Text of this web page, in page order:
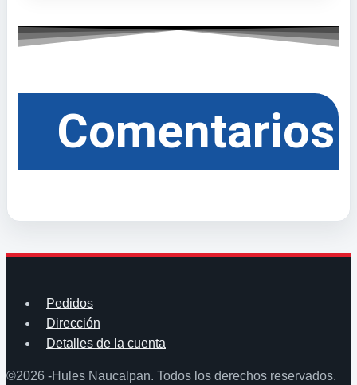
Comentarios
Pedidos
Dirección
Detalles de la cuenta
©2026 -Hules Naucalpan. Todos los derechos reservados.